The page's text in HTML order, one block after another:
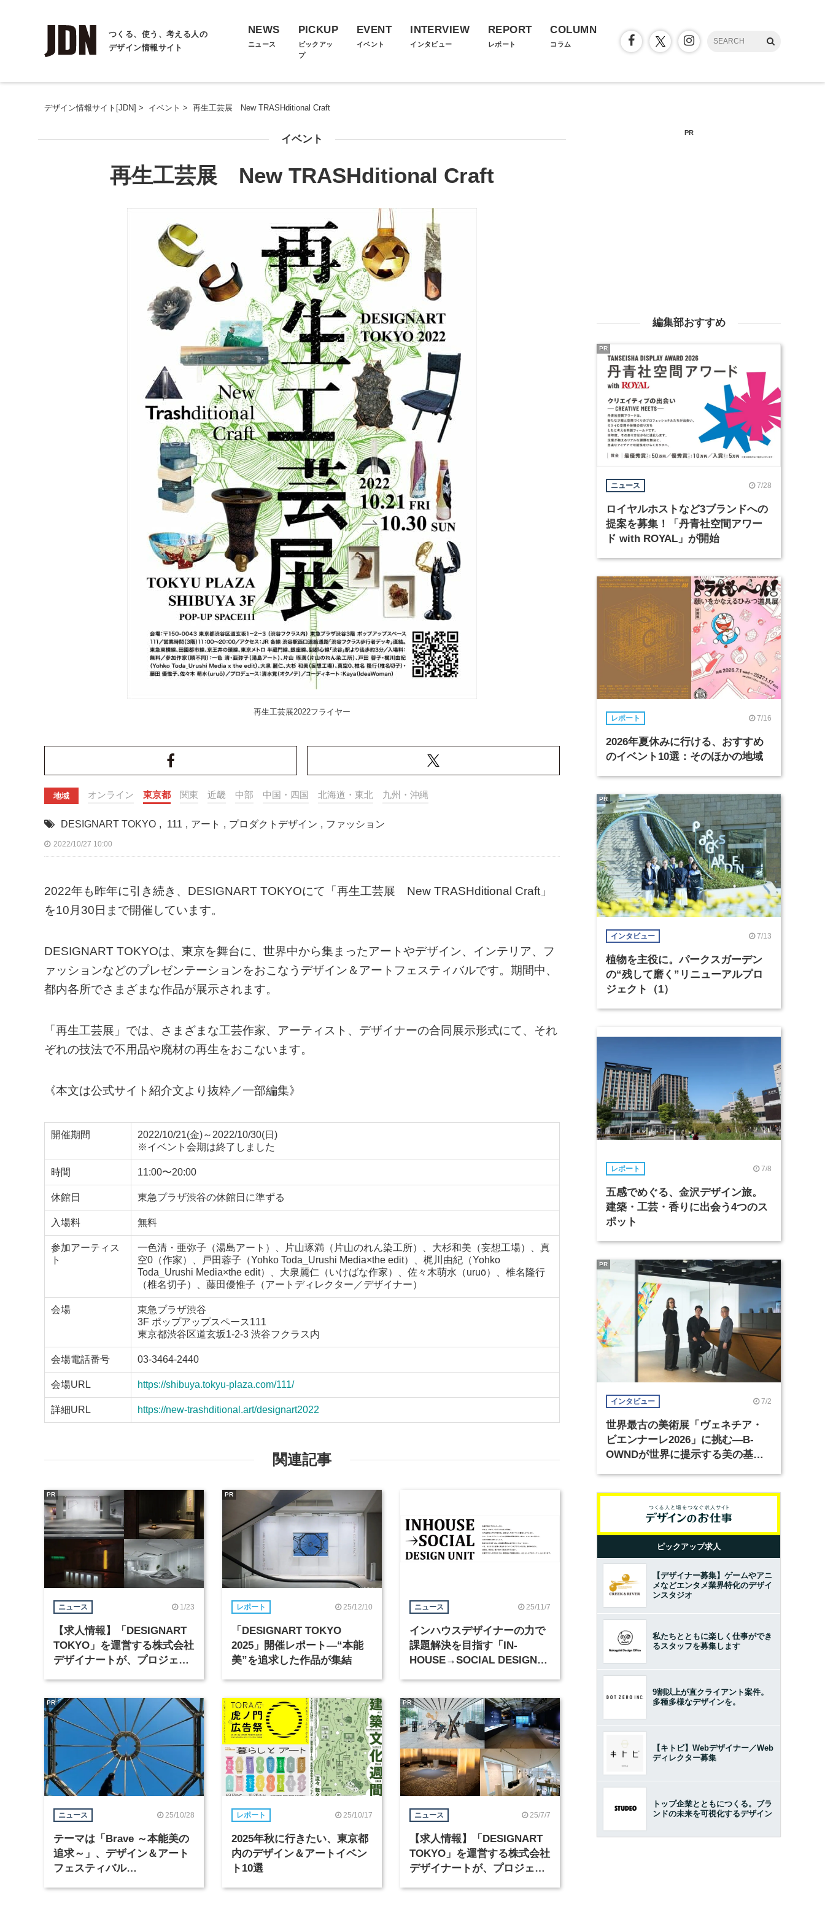
つくる、使う、考える人の
デザイン情報サイト
NEWS
ニュース
PICKUP
ピックアッ
プ
EVENT
イベント
INTERVIEW
インタビュー
REPORT
レポート
COLUMN
コラム
デザイン情報サイト[JDN] > イベント > 再生工芸展 New TRASHditional Craft
イベント
再生工芸展 New TRASHditional Craft
再生工芸展2022フライヤー
地域 オンライン 東京都 関東 近畿 中部 中国・四国 北海道・東北 九州・沖縄
DESIGNART TOKYO , 111 , アート , プロダクトデザイン , ファッション
2022/10/27 10:00
2022年も昨年に引き続き、DESIGNART TOKYOにて「再生工芸展 New TRASHditional Craft」
を10月30日まで開催しています。
DESIGNART TOKYOは、東京を舞台に、世界中から集まったアートやデザイン、インテリア、フ
ァッションなどのプレゼンテーションをおこなうデザイン＆アートフェスティバルです。期間中、
都内各所でさまざまな作品が展示されます。
「再生工芸展」では、さまざまな工芸作家、アーティスト、デザイナーの合同展示形式にて、それ
ぞれの技法で不用品や廃材の再生をおこないます。
《本文は公式サイト紹介文より抜粋／一部編集》
開催期間
2022/10/21(金)～2022/10/30(日)
※イベント会期は終了しました
時間 11:00〜20:00
休館日 東急プラザ渋谷の休館日に準ずる
入場料 無料
参加アーティス
ト
一色清・亜弥子（湯島アート）、片山琢満（片山のれん染工所）、大杉和美（妄想工場）、真
空0（作家）、戸田蓉子（Yohko Toda_Urushi Media×the edit）、梶川由紀（Yohko
Toda_Urushi Media×the edit）、大泉麗仁（いけばな作家）、佐々木萌水（uruō）、椎名隆行
（椎名切子）、藤田優惟子（アートディレクター／デザイナー）
会場
東急プラザ渋谷
3F ポップアップスペース111
東京都渋谷区道玄坂1-2-3 渋谷フクラス内
会場電話番号 03-3464-2440
会場URL https://shibuya.tokyu-plaza.com/111/
詳細URL https://new-trashditional.art/designart2022
関連記事
ニュース 1/23
【求人情報】「DESIGNART
TOKYO」を運営する株式会社
デザイナートが、プロジェク
PR
レポート 25/12/10
「DESIGNART TOKYO
2025」開催レポート―“本能
美”を追求した作品が集結
PR
ニュース 25/11/7
インハウスデザイナーの力で
課題解決を目指す「IN-
HOUSE→SOCIAL DESIGN
ニュース 25/10/28
テーマは「Brave ～本能美の
追求～」、デザイン＆アート
フェスティバル
PR
レポート 25/10/17
2025年秋に行きたい、東京都
内のデザイン＆アートイベン
ト10選
ニュース 25/7/7
【求人情報】「DESIGNART
TOKYO」を運営する株式会社
デザイナートが、プロジェク
PR
PR
編集部おすすめ
ニュース 7/28
ロイヤルホストなど3ブランドへの
提案を募集！「丹青社空間アワー
ド with ROYAL」が開始
PR
レポート 7/16
2026年夏休みに行ける、おすすめ
のイベント10選：そのほかの地域
インタビュー 7/13
植物を主役に。パークスガーデン
の“残して磨く”リニューアルプロ
ジェクト（1）
PR
レポート 7/8
五感でめぐる、金沢デザイン旅。
建築・工芸・香りに出会う4つのス
ポット
インタビュー 7/2
世界最古の美術展「ヴェネチア・
ビエンナーレ2026」に挑む―B-
OWNDが世界に提示する美の基準
PR
ピックアップ求人
【デザイナー募集】ゲームやアニ
メなどエンタメ業界特化のデザイ
ンスタジオ
私たちとともに楽しく仕事ができ
るスタッフを募集します
9割以上が直クライアント案件。
多種多様なデザインを。
【キトビ】Webデザイナー／Web
ディレクター募集
トップ企業とともにつくる。ブラ
ンドの未来を可視化するデザイン